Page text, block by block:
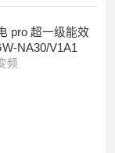
pro 超一级能效